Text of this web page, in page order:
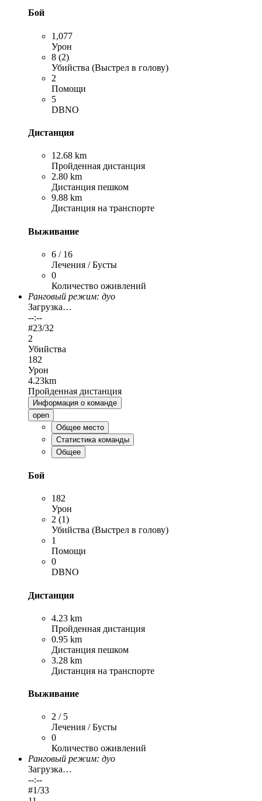
Бой
1,077
Урон
8 (2)
Убийства (Выстрел в голову)
2
Помощи
5
DBNO
Дистанция
12.68 km
Пройденная дистанция
2.80 km
Дистанция пешком
9.88 km
Дистанция на транспорте
Выживание
6 / 16
Лечения / Бусты
0
Количество оживлений
Ранговый режим: дуо
Загрузка…
--:--
#23/32
2
Убийства
182
Урон
4.23km
Пройденная дистанция
Информация о команде
open
Общее место
Статистика команды
Общее
Бой
182
Урон
2 (1)
Убийства (Выстрел в голову)
1
Помощи
0
DBNO
Дистанция
4.23 km
Пройденная дистанция
0.95 km
Дистанция пешком
3.28 km
Дистанция на транспорте
Выживание
2 / 5
Лечения / Бусты
0
Количество оживлений
Ранговый режим: дуо
Загрузка…
--:--
#1/33